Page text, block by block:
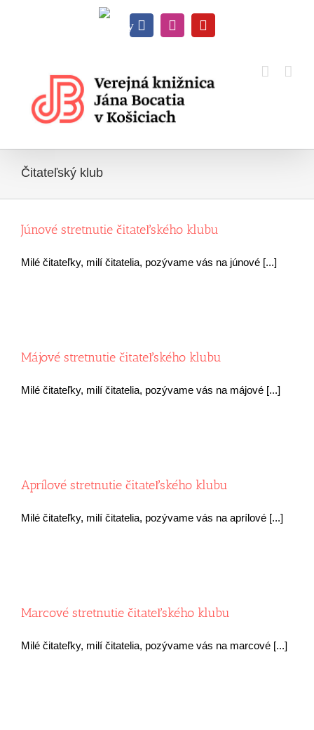
KnihyFacebookInstagramYouTube
Čitateľský klub
Júnové stretnutie čitateľského klubu
Milé čitateľky, milí čitatelia, pozývame vás na júnové [...]
Májové stretnutie čitateľského klubu
Milé čitateľky, milí čitatelia, pozývame vás na májové [...]
Aprílové stretnutie čitateľského klubu
Milé čitateľky, milí čitatelia, pozývame vás na aprílové [...]
Marcové stretnutie čitateľského klubu
Milé čitateľky, milí čitatelia, pozývame vás na marcové [...]